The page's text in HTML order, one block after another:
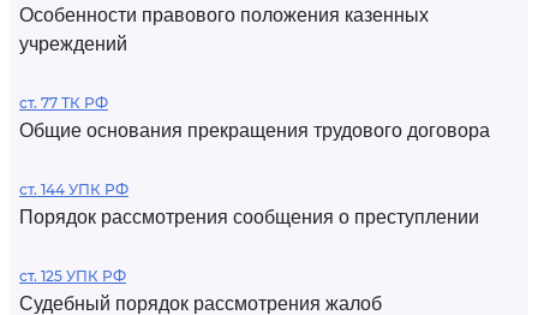
Особенности правового положения казенных
учреждений
ст. 77 ТК РФ
Общие основания прекращения трудового договора
ст. 144 УПК РФ
Порядок рассмотрения сообщения о преступлении
ст. 125 УПК РФ
Судебный порядок рассмотрения жалоб